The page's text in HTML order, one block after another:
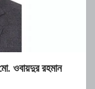
ওবায়দুর রহমান